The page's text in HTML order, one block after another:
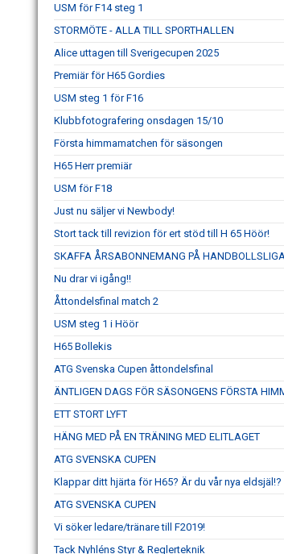
USM för F14 steg 1
STORMÖTE - ALLA TILL SPORTHALLEN
Alice uttagen till Sverigecupen 2025
Premiär för H65 Gordies
USM steg 1 för F16
Klubbfotografering onsdagen 15/10
Första himmamatchen för säsongen
H65 Herr premiär
USM för F18
Just nu säljer vi Newbody!
Stort tack till revizion för ert stöd till H 65 Höör!
SKAFFA ÅRSABONNEMANG PÅ
Nu drar vi igång!!
Åttondelsfinal match 2
USM steg 1 i Höör
H65 Bollekis
ATG Svenska Cupen åttondelsfinal
ÄNTLIGEN DAGS FÖR SÄSONGENS FÖRSTA
ETT STORT LYFT
HÄNG MED PÅ EN TRÄNING MED ELITLAGET
ATG SVENSKA CUPEN
Klappar ditt hjärta för H65? Är du vår nya eldsjäl!?
ATG SVENSKA CUPEN
Vi söker ledare/tränare till F2019!
Tack Nyhléns Styr & Reglerteknik